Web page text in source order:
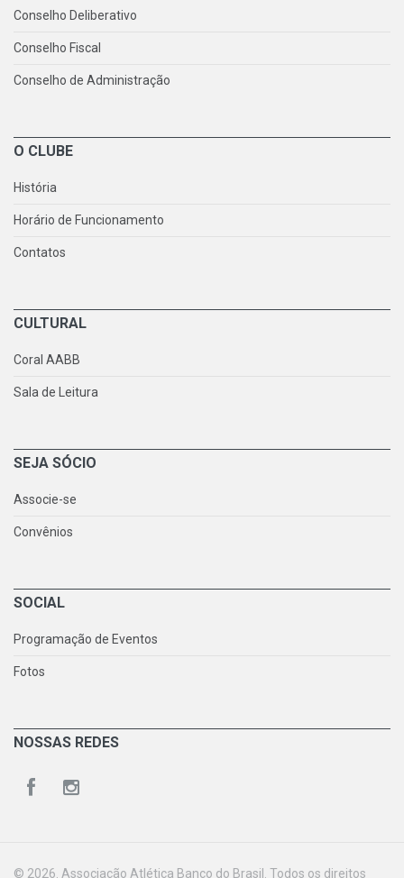
Conselho Deliberativo
Conselho Fiscal
Conselho de Administração
O CLUBE
História
Horário de Funcionamento
Contatos
CULTURAL
Coral AABB
Sala de Leitura
SEJA SÓCIO
Associe-se
Convênios
SOCIAL
Programação de Eventos
Fotos
NOSSAS REDES
© 2026. Associação Atlética Banco do Brasil. Todos os direitos